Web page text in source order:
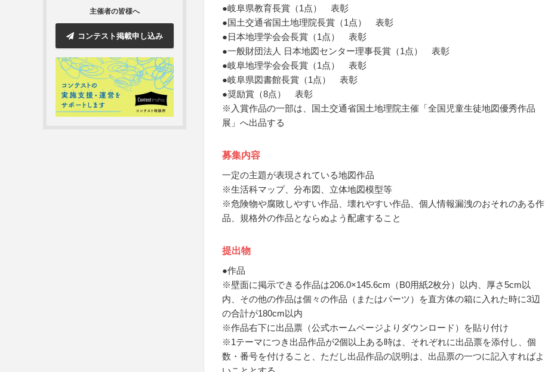
主催者の皆様へ
コンテスト掲載申し込み
●岐阜県教育長賞（1点） 表彰
●国土交通省国土地理院長賞（1点） 表彰
●日本地理学会会長賞（1点） 表彰
●一般財団法人 日本地図センター理事長賞（1点） 表彰
●岐阜地理学会会長賞（1点） 表彰
●岐阜県図書館長賞（1点） 表彰
●奨励賞（8点） 表彰
※入賞作品の一部は、国土交通省国土地理院主催「全国児童生徒地図優秀作品
展」へ出品する
募集内容
一定の主題が表現されている地図作品
※生活科マップ、分布図、立体地図模型等
※危険物や腐敗しやすい作品、壊れやすい作品、個人情報漏洩のおそれのある作
品、規格外の作品とならぬよう配慮すること
提出物
●作品
※壁面に掲示できる作品は206.0×145.6cm（B0用紙2枚分）以内、厚さ5cm以
内、その他の作品は個々の作品（またはパーツ）を直方体の箱に入れた時に3辺
の合計が180cm以内
※作品右下に出品票（公式ホームページよりダウンロード）を貼り付け
※1テーマにつき出品作品が2個以上ある時は、それぞれに出品票を添付し、個
数・番号を付けること、ただし出品作品の説明は、出品票の一つに記入すればよ